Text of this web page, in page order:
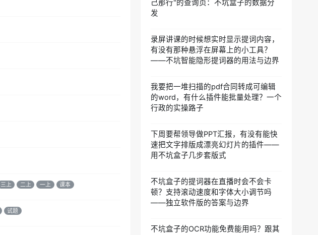
三上 二上 一上 课本
试题
己那行"的查询页：不坑盒子的数据分
发
录屏讲课的时候想实时显示提词内容，
有没有那种悬浮在屏幕上的小工具？
——不坑智能隐形提词器的用法与边界
我要把一堆扫描的pdf合同转成可编辑
的word，有什么插件能批量处理？一个
行政的实操路子
下周要帮领导做PPT汇报，有没有能快
速把文字排版成漂亮幻灯片的插件——
用不坑盒子几步套版式
不坑盒子的提词器在直播时会不会卡
顿？支持滚动速度和字体大小调节吗
——独立软件版的答案与边界
不坑盒子的OCR功能免费能用吗？跟其